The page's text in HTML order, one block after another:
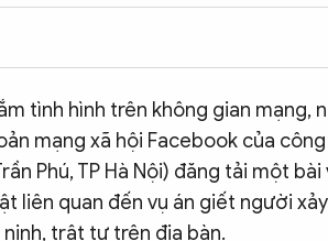
tình hình trên không gian mạng,
mạng xã hội Facebook của công
Phú, TP Hà Nội) đăng tải một
liên quan đến vụ án giết người
trật tự trên địa bàn.